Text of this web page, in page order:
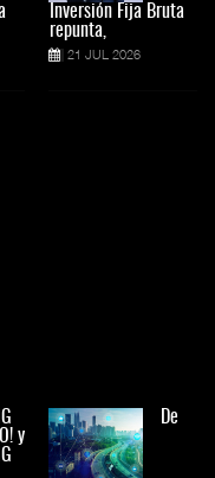
Inversión Fija Bruta
repunta,
21 JUL 2026
y
De